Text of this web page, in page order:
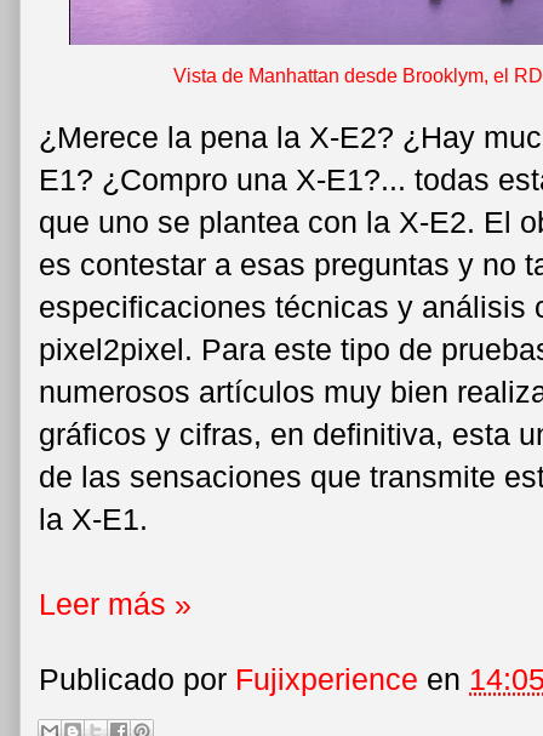
Vista de Manhattan desde Brooklym, el
¿Merece la pena la X-E2? ¿Hay
E1? ¿Compro una X-E1?... todas
que uno se plantea con la X-E2. El
es contestar a esas preguntas y no
especificaciones técnicas y análisis
pixel2pixel. Para este tipo de
numerosos artículos muy bien
gráficos y cifras, en definitiva, esta
de las sensaciones que transmite
la X-E1.
Leer más »
Publicado por Fujixperience en